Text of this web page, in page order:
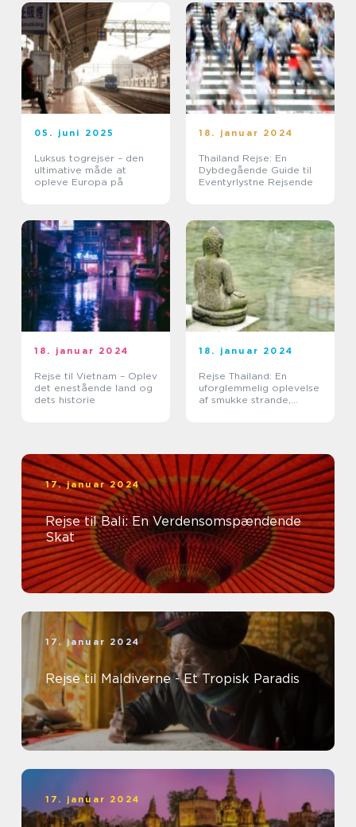
05. juni 2025
Luksus togrejser – den
ultimative måde at
opleve Europa på
18. januar 2024
Thailand Rejse: En
Dybdegående Guide til
Eventyrlystne Rejsende
18. januar 2024
Rejse til Vietnam – Oplev
det enestående land og
dets historie
18. januar 2024
Rejse Thailand: En
uforglemmelig oplevelse
af smukke strande,
17. januar 2024
Rejse til Bali: En Verdensomspændende
Skat
17. januar 2024
Rejse til Maldiverne - Et Tropisk Paradis
17. januar 2024